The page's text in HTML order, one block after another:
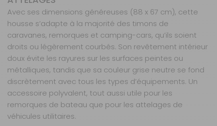
Avec ses dimensions généreuses (88 x 67 cm), cette
housse s’adapte à la majorité des timons de
caravanes, remorques et camping-cars, qu’ils soient
droits ou légèrement courbés. Son revêtement intérieur
doux évite les rayures sur les surfaces peintes ou
métalliques, tandis que sa couleur grise neutre se fond
discrètement avec tous les types d’équipements. Un
accessoire polyvalent, tout aussi utile pour les
remorques de bateau que pour les attelages de
véhicules utilitaires.